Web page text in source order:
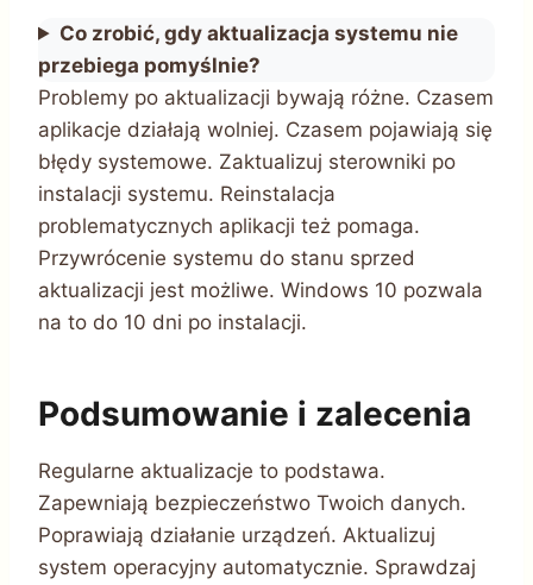
Co zrobić, gdy aktualizacja systemu nie
przebiega pomyślnie?
Problemy po aktualizacji bywają różne. Czasem
aplikacje działają wolniej. Czasem pojawiają się
błędy systemowe. Zaktualizuj sterowniki po
instalacji systemu. Reinstalacja
problematycznych aplikacji też pomaga.
Przywrócenie systemu do stanu sprzed
aktualizacji jest możliwe. Windows 10 pozwala
na to do 10 dni po instalacji.
Podsumowanie i zalecenia
Regularne aktualizacje to podstawa.
Zapewniają bezpieczeństwo Twoich danych.
Poprawiają działanie urządzeń. Aktualizuj
system operacyjny automatycznie. Sprawdzaj